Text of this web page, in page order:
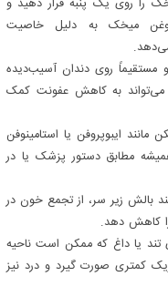
را روی یک پنبه قرار دهید و
روغن میخک به دلیل خاصیت
روی دندان آسیب‌دیده
می‌تواند به کاهش عفونت کمک
ایبوپروفن یا استامینوفن
مطابق دستور پزشک یا در
بالش زیر سر، از تجمع خون در
کاهش دهد.
تند یا داغ که ممکن است ناحیه
کمتری صورت گیرد و درد نیز